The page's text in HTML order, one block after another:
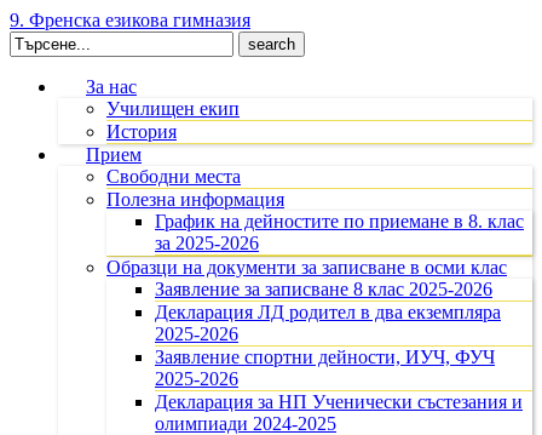
9. Френска езикова гимназия
Search
for:
За нас
Училищен екип
История
Прием
Свободни места
Полезна информация
График на дейностите по приемане в 8. клас
за 2025-2026
Образци на документи за записване в осми клас
Заявление за записване 8 клас 2025-2026
Декларация ЛД родител в два екземпляра
2025-2026
Заявление спортни дейности, ИУЧ, ФУЧ
2025-2026
Декларация за НП Ученически състезания и
олимпиади 2024-2025